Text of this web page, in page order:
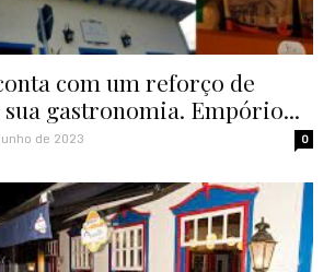
com um reforço de
gastronomia. Empório...
de 2023 0